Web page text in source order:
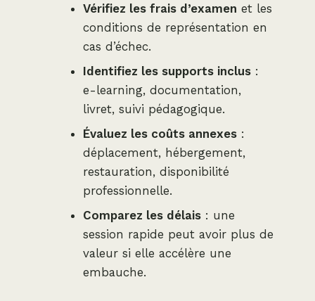
Vérifiez les frais d’examen et les
conditions de représentation en
cas d’échec.
Identifiez les supports inclus :
e-learning, documentation,
livret, suivi pédagogique.
Évaluez les coûts annexes :
déplacement, hébergement,
restauration, disponibilité
professionnelle.
Comparez les délais : une
session rapide peut avoir plus de
valeur si elle accélère une
embauche.